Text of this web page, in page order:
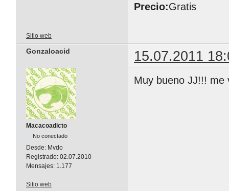
Precio:Gratis
Sitio web
Gonzaloacid 15.07.2011
Macacoadicto
No conectado
Desde: Mvdo
Registrado: 02.07.2010
Mensajes: 1.177
Muy bueno JJ!!! me
Sitio web